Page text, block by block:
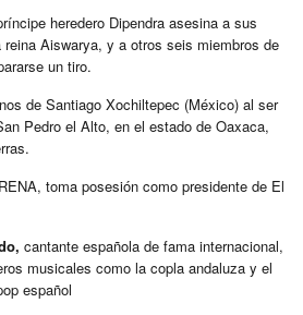
heredero Dipendra asesina a sus
Aiswarya, y a otros seis miembros de
un tiro.
de Santiago Xochiltepec (México) al ser
Pedro el Alto, en el estado de Oaxaca,
toma posesión como presidente de El
cantante española de fama internacional,
musicales como la copla andaluza y el
español